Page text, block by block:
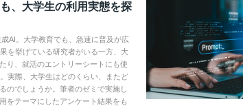
、大学生の利用実態を探
AI。大学教育でも、急速に普及が広
を挙げている研究者がいる一方、大
り、就活のエントリーシートにも使
実際、大学生はどのくらい、またど
のでしょうか。筆者のゼミで実施し
をテーマにしたアンケート結果をも